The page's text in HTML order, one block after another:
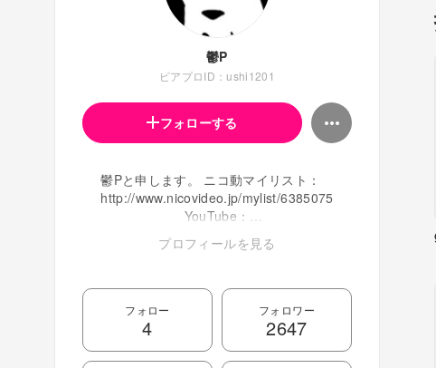
鬱P
ピアプロID：ushi1201
フォローする
鬱Pと申します。 ニコ動マイリスト：
http://www.nicovideo.jp/mylist/6385075
YouTube：
https://www.youtube.com/c/utsupofficial
TwitterID：utsupii http://msis.jimdo.com/
プロフィールを見る
フォロー
4
フォロワー
2647